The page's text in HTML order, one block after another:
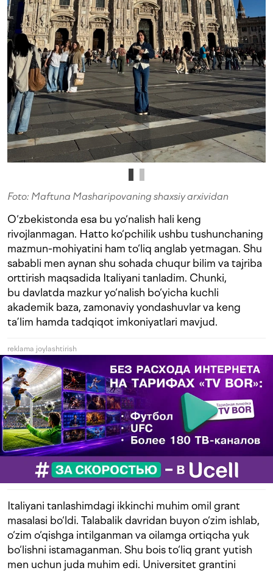
Foto: Maftuna Masharipovaning shaxsiy arxividan
O‘zbekistonda esa bu yo‘nalish hali keng
rivojlanmagan. Hatto ko‘pchilik ushbu tushunchaning
mazmun-mohiyatini ham to‘liq anglab yetmagan. Shu
sababli men aynan shu sohada chuqur bilim va tajriba
orttirish maqsadida Italiyani tanladim. Chunki,
bu davlatda mazkur yo‘nalish bo‘yicha kuchli
akademik baza, zamonaviy yondashuvlar va keng
ta’lim hamda tadqiqot imkoniyatlari mavjud.
reklama joylashtirish
Italiyani tanlashimdagi ikkinchi muhim omil grant
masalasi bo‘ldi. Talabalik davridan buyon o‘zim ishlab,
o‘zim o‘qishga intilganman va oilamga ortiqcha yuk
bo‘lishni istamaganman. Shu bois to‘liq grant yutish
men uchun juda muhim edi. Universitet grantini